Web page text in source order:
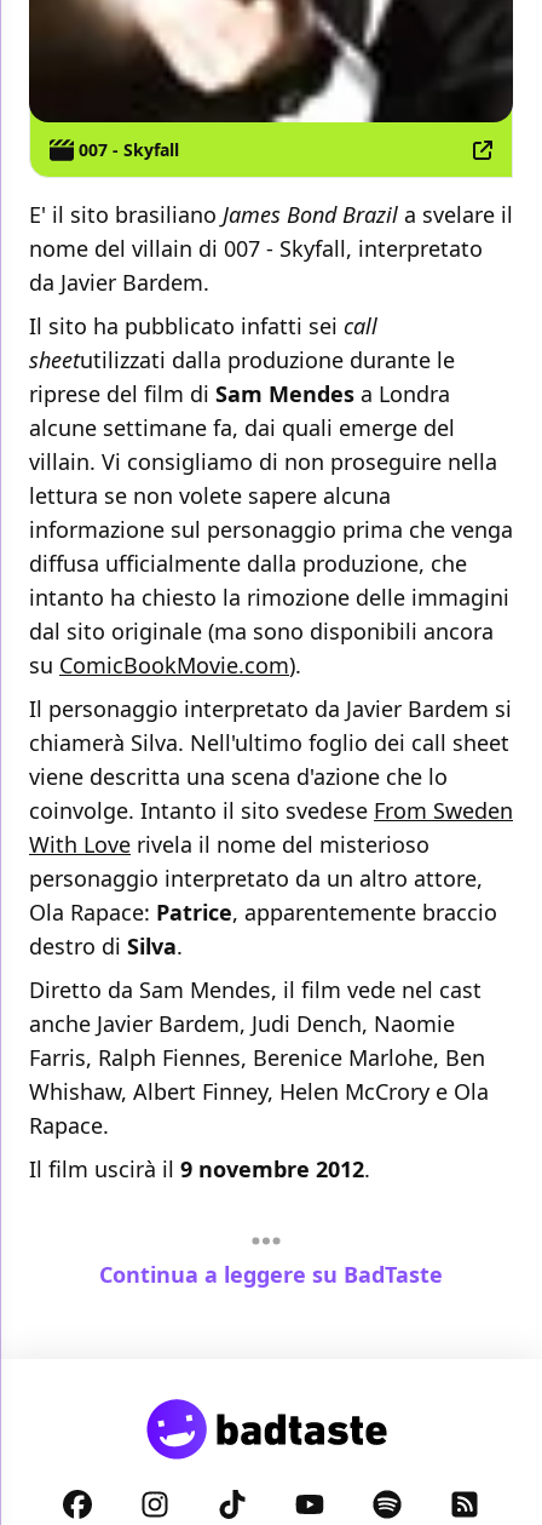
007 - Skyfall
E' il sito brasiliano James Bond Brazil a svelare il
nome del villain di 007 - Skyfall, interpretato
da Javier Bardem.
Il sito ha pubblicato infatti sei call
sheetutilizzati dalla produzione durante le
riprese del film di Sam Mendes a Londra
alcune settimane fa, dai quali emerge del
villain. Vi consigliamo di non proseguire nella
lettura se non volete sapere alcuna
informazione sul personaggio prima che venga
diffusa ufficialmente dalla produzione, che
intanto ha chiesto la rimozione delle immagini
dal sito originale (ma sono disponibili ancora
su ComicBookMovie.com).
Il personaggio interpretato da Javier Bardem si
chiamerà Silva. Nell'ultimo foglio dei call sheet
viene descritta una scena d'azione che lo
coinvolge. Intanto il sito svedese From Sweden
With Love rivela il nome del misterioso
personaggio interpretato da un altro attore,
Ola Rapace: Patrice, apparentemente braccio
destro di Silva.
Diretto da Sam Mendes, il film vede nel cast
anche Javier Bardem, Judi Dench, Naomie
Farris, Ralph Fiennes, Berenice Marlohe, Ben
Whishaw, Albert Finney, Helen McCrory e Ola
Rapace.
Il film uscirà il 9 novembre 2012.
Continua a leggere su BadTaste